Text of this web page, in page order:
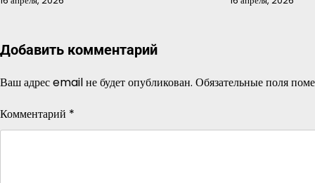
Добавить комментарий
Ваш адрес email не будет опубликован. Обязательные поля
Комментарий *